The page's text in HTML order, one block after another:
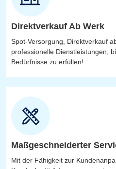
Direktverkauf Ab Werk
Spot-Versorgung, Direktverkauf
professionelle Dienstleistungen,
Bedürfnisse zu erfüllen!
Maßgeschneiderter
Mit der Fähigkeit zur